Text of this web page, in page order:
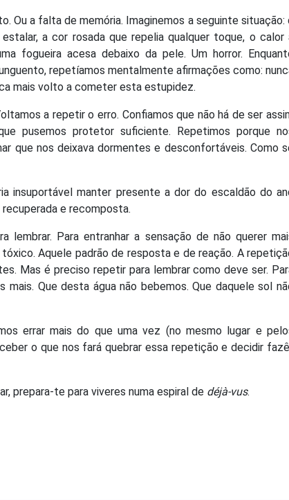
Ou a falta de memória. Imaginemos a seguinte situação:
a cor rosada que repelia qualquer toque, o calor
fogueira acesa debaixo da pele. Um horror.
repetíamos mentalmente afirmações como:
mais volto a cometer esta estupidez.
a repetir o erro. Confiamos que não há de ser
pusemos protetor suficiente. Repetimos porque
que nos deixava dormentes e desconfortáveis. Como
insuportável manter presente a dor do escaldão do
e recomposta.
Para entranhar a sensação de não querer
Aquele padrão de resposta e de reação. A
Mas é preciso repetir para lembrar como deve ser.
Que desta água não bebemos. Que daquele sol
errar mais do que uma vez (no mesmo lugar e
o que nos fará quebrar essa repetição e decidir
prepara-te para viveres numa espiral de déjà-vus.